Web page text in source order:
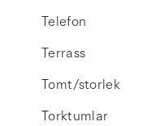
Telefon
Terrass
Tomt/storlek
Torktumlar